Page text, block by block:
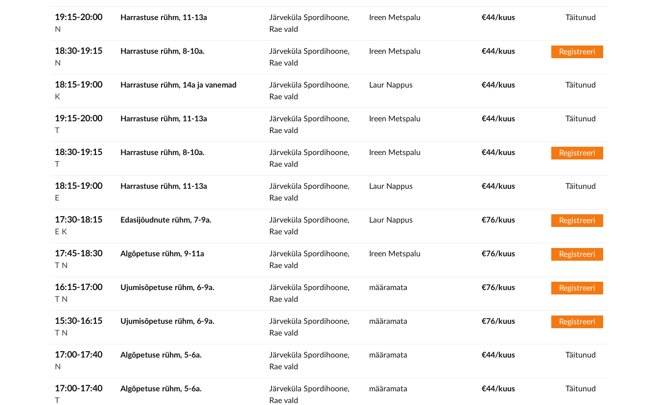
19:15-20:00
N
Harrastuse rühm, 11-13a
Järveküla Spordihoone,
Rae vald
Ireen Metspalu €44/kuus Täitunud
18:30-19:15
N
Harrastuse rühm, 8-10a.
Järveküla Spordihoone,
Rae vald
Ireen Metspalu €44/kuus Registreeri
18:15-19:00
K
Harrastuse rühm, 14a ja vanemad
Järveküla Spordihoone,
Rae vald
Laur Nappus €44/kuus Täitunud
19:15-20:00
T
Harrastuse rühm, 11-13a
Järveküla Spordihoone,
Rae vald
Ireen Metspalu €44/kuus Täitunud
18:30-19:15
T
Harrastuse rühm, 8-10a.
Järveküla Spordihoone,
Rae vald
Ireen Metspalu €44/kuus Registreeri
18:15-19:00
E
Harrastuse rühm, 11-13a
Järveküla Spordihoone,
Rae vald
Laur Nappus €44/kuus Täitunud
17:30-18:15
E K
Edasijõudnute rühm, 7-9a.
Järveküla Spordihoone,
Rae vald
Laur Nappus €76/kuus Registreeri
17:45-18:30
T N
Algõpetuse rühm, 9-11a
Järveküla Spordihoone,
Rae vald
Ireen Metspalu €76/kuus Registreeri
16:15-17:00
T N
Ujumisõpetuse rühm, 6-9a.
Järveküla Spordihoone,
Rae vald
määramata €76/kuus Registreeri
15:30-16:15
T N
Ujumisõpetuse rühm, 6-9a.
Järveküla Spordihoone,
Rae vald
määramata €76/kuus Registreeri
17:00-17:40
N
Algõpetuse rühm, 5-6a.
Järveküla Spordihoone,
Rae vald
määramata €44/kuus Täitunud
17:00-17:40
T
Algõpetuse rühm, 5-6a.
Järveküla Spordihoone,
Rae vald
määramata €44/kuus Täitunud